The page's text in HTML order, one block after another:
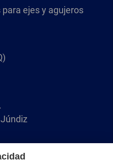
ejes y agujeros